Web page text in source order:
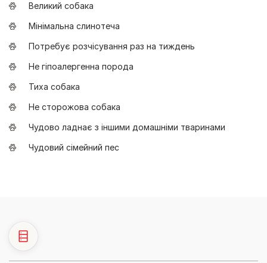
Великий собака
Мінімальна слинотеча
Потребує розчісування раз на тиждень
Не гіпоалергенна порода
Тиха собака
Не сторожова собака
Чудово ладнає з іншими домашніми тваринами
Чудовий сімейний пес